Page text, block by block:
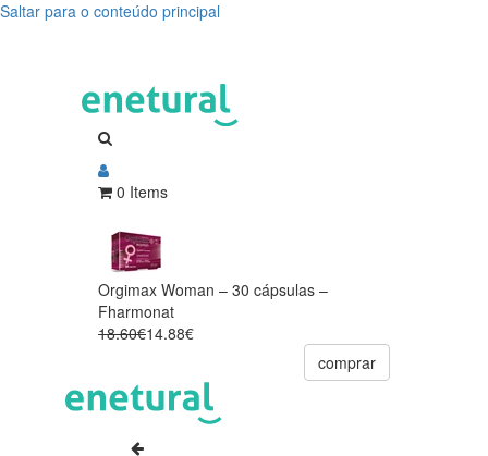
Saltar para o conteúdo principal
0 Items
Orgimax Woman – 30 cápsulas –
Fharmonat
18.60€14.88€
comprar